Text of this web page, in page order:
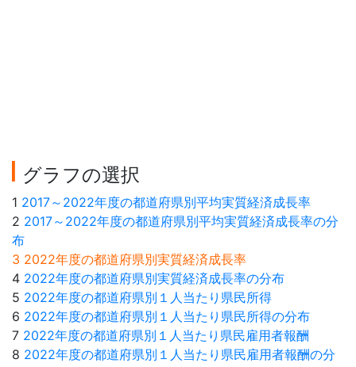
グラフの選択
1 2017～2022年度の都道府県別平均実質経済成長率
2 2017～2022年度の都道府県別平均実質経済成長率の分
布
3 2022年度の都道府県別実質経済成長率
4 2022年度の都道府県別実質経済成長率の分布
5 2022年度の都道府県別１人当たり県民所得
6 2022年度の都道府県別１人当たり県民所得の分布
7 2022年度の都道府県別１人当たり県民雇用者報酬
8 2022年度の都道府県別１人当たり県民雇用者報酬の分